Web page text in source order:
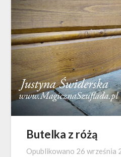
Butelka z różą
Opublikowano 26 września